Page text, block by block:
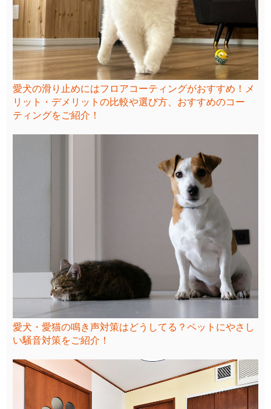
愛犬の滑り止めにはフロアコーティングがおすすめ！メ
リット・デメリットの比較や選び方、おすすめのコー
ティングをご紹介！
愛犬・愛猫の鳴き声対策はどうしてる？ペットにやさし
い騒音対策をご紹介！